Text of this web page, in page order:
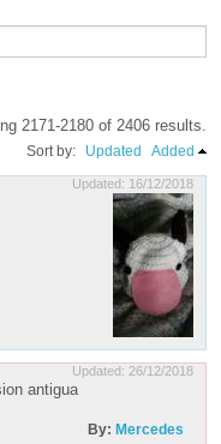
2171-2180 of 2406 results.
Sort by: Updated
Added
Updated: 16/12/2018
Updated: 26/12/2018
antigua
By: Mercedes